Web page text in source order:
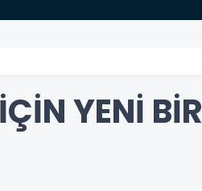
YENİ BİR